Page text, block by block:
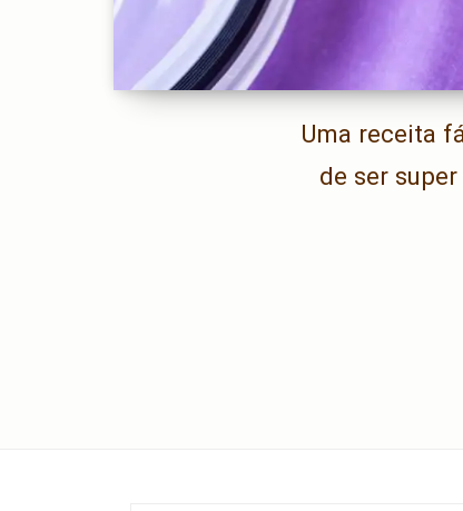
Uma receita
de ser